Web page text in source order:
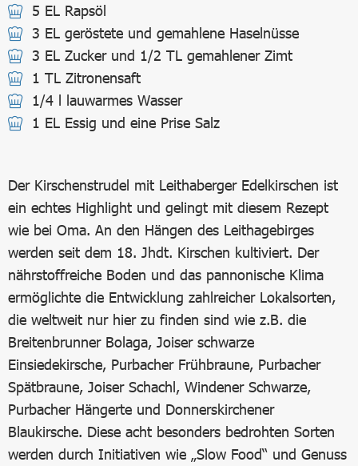
Der Kirschenstrudel mit Leithaberger Edelkirschen ist
ein echtes Highlight und gelingt mit diesem Rezept
wie bei Oma. An den Hängen des Leithagebirges
werden seit dem 18. Jhdt. Kirschen kultiviert. Der
nährstoffreiche Boden und das pannonische Klima
ermöglichte die Entwicklung zahlreicher Lokalsorten,
die weltweit nur hier zu finden sind wie z.B. die
Breitenbrunner Bolaga, Joiser schwarze
Einsiedekirsche, Purbacher Frühbraune, Purbacher
Spätbraune, Joiser Schachl, Windener Schwarze,
Purbacher Hängerte und Donnerskirchener
Blaukirsche. Diese acht besonders bedrohten Sorten
werden durch Initiativen wie „Slow Food“ und Genuss
5 EL Rapsöl
3 EL geröstete und gemahlene Haselnüsse
3 EL Zucker und 1/2 TL gemahlener Zimt
1 TL Zitronensaft
1/4 l lauwarmes Wasser
1 EL Essig und eine Prise Salz